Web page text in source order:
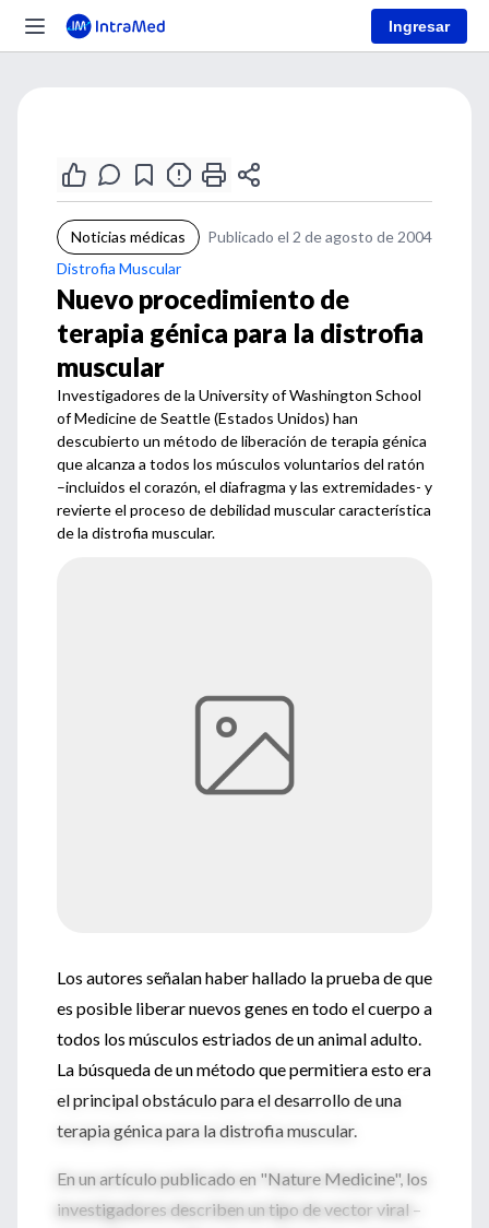
Ingresar
Noticias médicas
Publicado el 2 de agosto de 2004
Distrofia Muscular
Nuevo procedimiento de
terapia génica para la distrofia
muscular
Investigadores de la University of Washington School
of Medicine de Seattle (Estados Unidos) han
descubierto un método de liberación de terapia génica
que alcanza a todos los músculos voluntarios del ratón
–incluidos el corazón, el diafragma y las extremidades- y
revierte el proceso de debilidad muscular característica
de la distrofia muscular.
Los autores señalan haber hallado la prueba de que
es posible liberar nuevos genes en todo el cuerpo a
todos los músculos estriados de un animal adulto.
La búsqueda de un método que permitiera esto era
el principal obstáculo para el desarrollo de una
terapia génica para la distrofia muscular.
En un artículo publicado en "Nature Medicine", los
investigadores describen un tipo de vector viral –